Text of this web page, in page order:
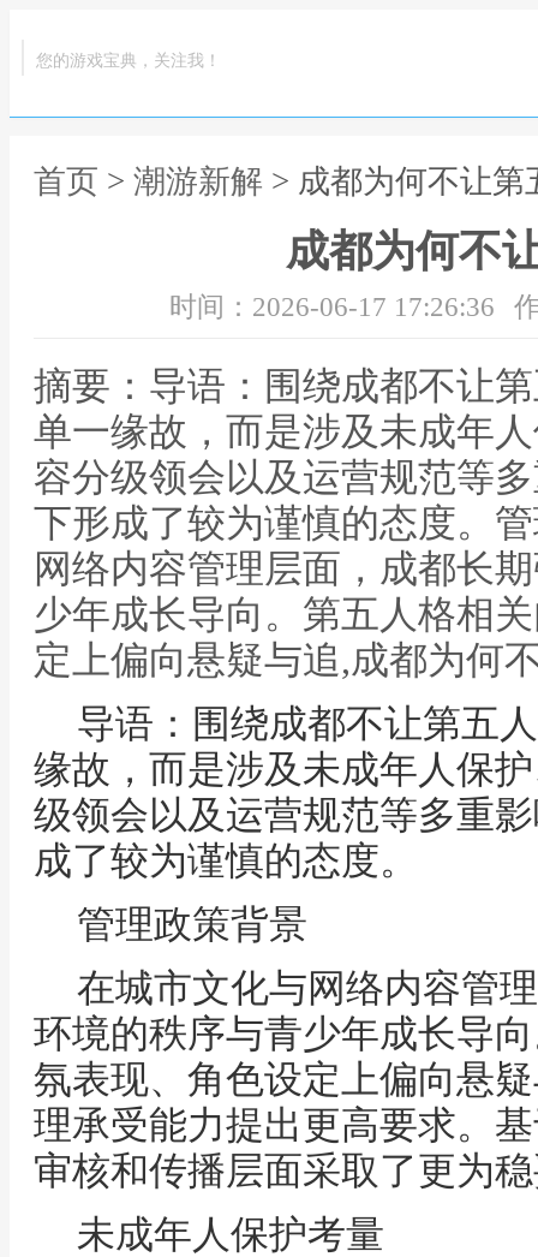
您的游戏宝典，关注我！
首页 > 潮游新解 > 成都为何不让第
成都为何不
时间：2026-06-17 17:26:36
摘要：导语：围绕成都不让
单一缘故，而是涉及未成年
容分级领会以及运营规范等
下形成了较为谨慎的态度。
网络内容管理层面，成都长
少年成长导向。第五人格相
定上偏向悬疑与追,成都为何
导语：围绕成都不让第五
缘故，而是涉及未成年人保
级领会以及运营规范等多重
成了较为谨慎的态度。
管理政策背景
在城市文化与网络内容管
环境的秩序与青少年成长导
氛表现、角色设定上偏向悬
理承受能力提出更高要求。
审核和传播层面采取了更为
未成年人保护考量